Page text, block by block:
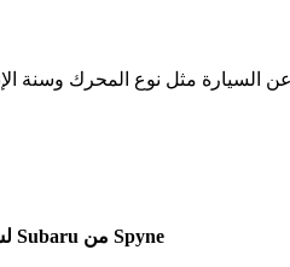
استخدم أداة فك تشفير رقم تعريف السيارة (VIN) لسيارة Subaru من Spyne